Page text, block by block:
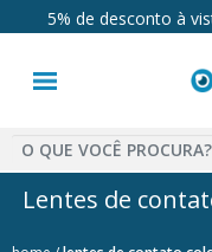
5% de desconto à
Até 10x sem juros
Contato
Lentes
Coloridas
Solução
Lentes de